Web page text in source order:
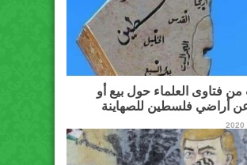
فتاوى العلماء حول بيع أو
عن أراضي فلسطين للصهاينة